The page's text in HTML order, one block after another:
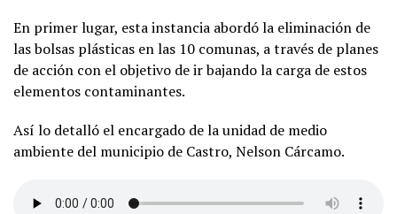
En primer lugar, esta instancia abordó la eliminación de
las bolsas plásticas en las 10 comunas, a través de planes
de acción con el objetivo de ir bajando la carga de estos
elementos contaminantes.
Así lo detalló el encargado de la unidad de medio
ambiente del municipio de Castro, Nelson Cárcamo.